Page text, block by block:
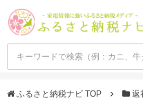
ふるさと納税ナビ TOP 返